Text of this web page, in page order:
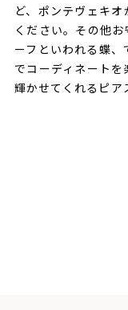
ど、ポンテヴェキ
ください。その他
ーフといわれる蝶
でコーディネート
輝かせてくれるピア